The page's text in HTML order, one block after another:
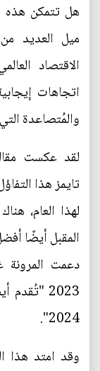
هل تتمكن هذه
ميل العديد
اتجاهات
والمُتصاعدة
لقد عكست
تايمز هذا
لهذا العام،
المقبل أيضًا
دعمت المرونة
2023
2024".
وقد امتد هذا